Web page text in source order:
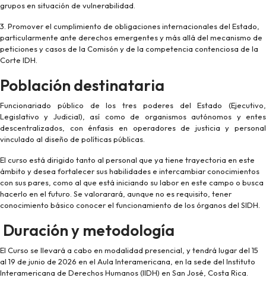
grupos en situación de vulnerabilidad.
3. Promover el cumplimiento de obligaciones internacionales del Estado,
particularmente ante derechos emergentes y más allá del mecanismo de
peticiones y casos de la Comisón y de la competencia contenciosa de la
Corte IDH.
Población destinataria
Funcionariado público de los tres poderes del Estado (Ejecutivo,
Legislativo y Judicial), así como de organismos autónomos y entes
descentralizados, con énfasis en operadores de justicia y personal
vinculado al diseño de políticas públicas.
El curso está dirigido tanto al personal que ya tiene trayectoria en este
ámbito y desea fortalecer sus habilidades e intercambiar conocimientos
con sus pares, como al que está iniciando su labor en este campo o busca
hacerlo en el futuro. Se valorarará, aunque no es requisito, tener
conocimiento básico conocer el funcionamiento de los órganos del SIDH.
Duración y metodología
El Curso se llevará a cabo en modalidad presencial, y tendrá lugar del 15
al 19 de junio de 2026 en el Aula Interamericana, en la sede del Instituto
Interamericana de Derechos Humanos (IIDH) en San José, Costa Rica.